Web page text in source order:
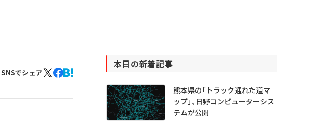
SNSでシェア
本日の新着記事
熊本県の「トラック通れた道マ
ップ」、日野コンピューターシス
テムが公開